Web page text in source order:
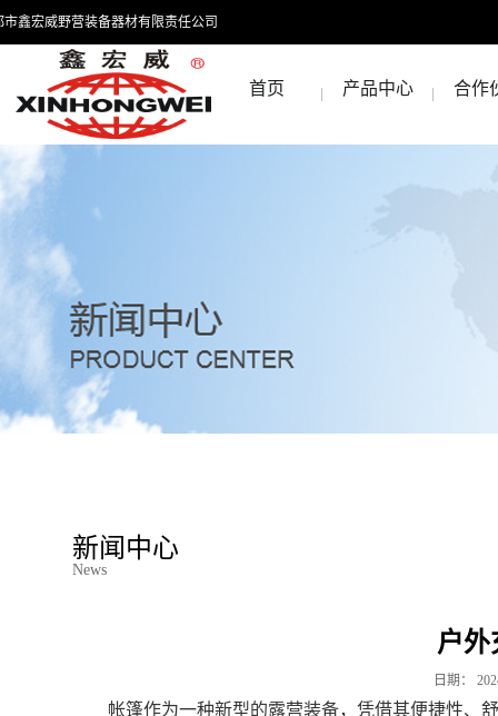
市鑫宏威野营装备器材有限责任公司
首页 产品中心 合作
新闻中心
News
户外
日期：
帐篷作为一种新型的露营装备，凭借其便捷性、